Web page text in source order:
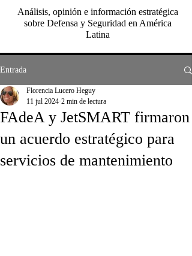
Análisis, opinión e información estratégica
sobre Defensa y Seguridad en América
Latina
Entrada
FAdeA y JetSMART firmaron
un acuerdo estratégico para
servicios de mantenimiento
Florencia Lucero Heguy
11 jul 2024 2 min de lectura